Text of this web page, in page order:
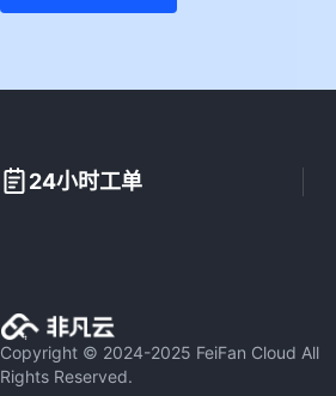
24小时工单
Copyright © 2024-2025 FeiFan Cloud All
Rights Reserved.